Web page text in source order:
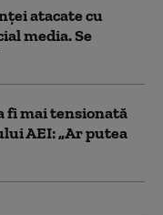
atacate cu
media. Se
fi mai tensionată
AEI: „Ar putea